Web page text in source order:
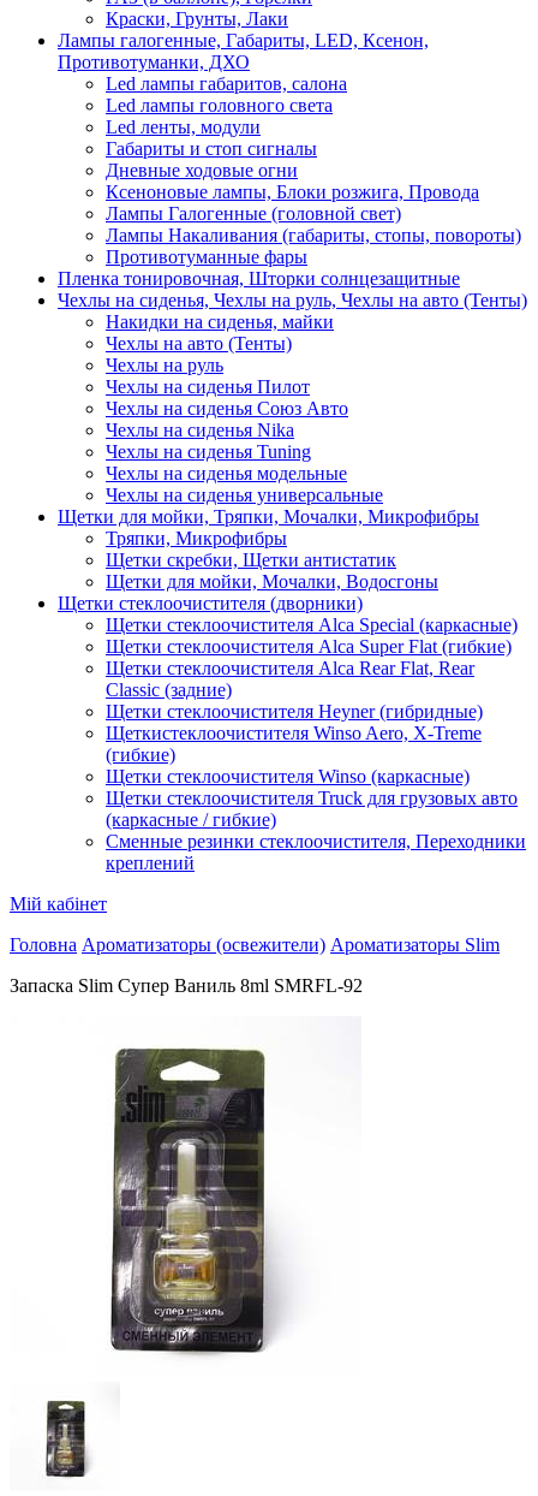
Краски, Грунты, Лаки
Лампы галогенные, Габариты, LED, Ксенон,
Противотуманки, ДХО
Led лампы габаритов, салона
Led лампы головного света
Led ленты, модули
Габариты и стоп сигналы
Дневные ходовые огни
Ксеноновые лампы, Блоки розжига, Провода
Лампы Галогенные (головной свет)
Лампы Накаливания (габариты, стопы, повороты)
Противотуманные фары
Пленка тонировочная, Шторки солнцезащитные
Чехлы на сиденья, Чехлы на руль, Чехлы на авто (Тенты)
Накидки на сиденья, майки
Чехлы на авто (Тенты)
Чехлы на руль
Чехлы на сиденья Пилот
Чехлы на сиденья Союз Авто
Чехлы на сиденья Nika
Чехлы на сиденья Tuning
Чехлы на сиденья модельные
Чехлы на сиденья универсальные
Щетки для мойки, Тряпки, Мочалки, Микрофибры
Тряпки, Микрофибры
Щетки скребки, Щетки антистатик
Щетки для мойки, Мочалки, Водосгоны
Щетки стеклоочистителя (дворники)
Щетки стеклоочистителя Alca Special (каркасные)
Щетки стеклоочистителя Alca Super Flat (гибкие)
Щетки стеклоочистителя Alca Rear Flat, Rear
Classic (задние)
Щетки стеклоочистителя Heyner (гибридные)
Щеткистеклоочистителя Winso Aero, X-Treme
(гибкие)
Щетки стеклоочистителя Winso (каркасные)
Щетки стеклоочистителя Truck для грузовых авто
(каркасные / гибкие)
Сменные резинки стеклоочистителя, Переходники
креплений
Мій кабінет
Головна Ароматизаторы (освежители) Ароматизаторы Slim
Запаска Slim Супер Ваниль 8ml SMRFL-92